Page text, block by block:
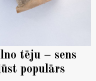
tēju – sens
populārs